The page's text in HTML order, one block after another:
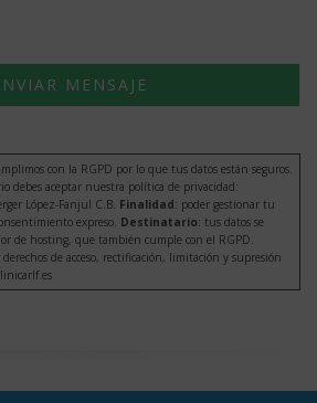
con la RGPD por lo que tus datos están seguros.
debes aceptar nuestra política de privacidad:
López-Fanjul C.B. Finalidad: poder gestionar tu
expreso. Destinatario: tus datos se
de hosting, que también cumple con el RGPD.
de acceso, rectificación, limitación y supresión